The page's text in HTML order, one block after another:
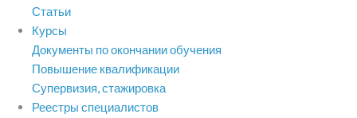
Статьи
Курсы
Документы по окончании обучения
Повышение квалификации
Супервизия, стажировка
Реестры специалистов